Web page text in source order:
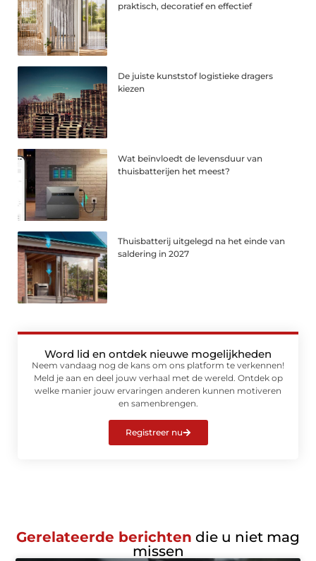
praktisch, decoratief en effectief
De juiste kunststof logistieke dragers
kiezen
Wat beïnvloedt de levensduur van
thuisbatterijen het meest?
Thuisbatterij uitgelegd na het einde van
saldering in 2027
Word lid en ontdek nieuwe mogelijkheden
Neem vandaag nog de kans om ons platform te verkennen!
Meld je aan en deel jouw verhaal met de wereld. Ontdek op
welke manier jouw ervaringen anderen kunnen motiveren
en samenbrengen.
Registreer nu
Gerelateerde berichten die u niet mag
missen